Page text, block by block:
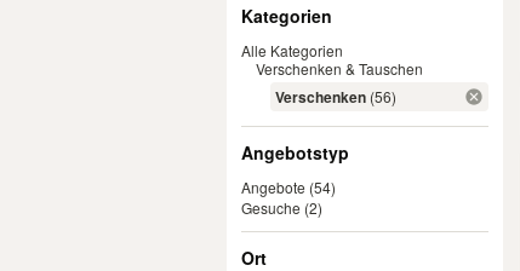
Kategorien
Alle Kategorien
Verschenken & Tauschen
Verschenken (56)
Angebotstyp
Angebote (54)
Gesuche (2)
Ort